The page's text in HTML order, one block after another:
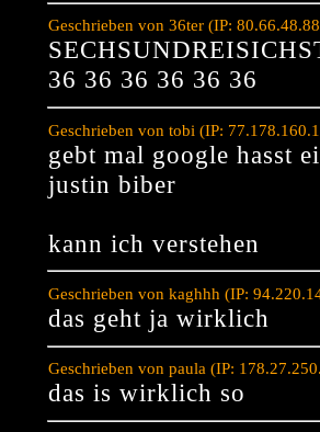
Geschrieben von 36ter (IP:
36 36 36 36 36 36
Geschrieben von tobi (IP:
gebt mal google hasst
justin biber
kann ich verstehen
Geschrieben von kaghhh (IP:
das geht ja wirklich
Geschrieben von paula (IP:
das is wirklich so